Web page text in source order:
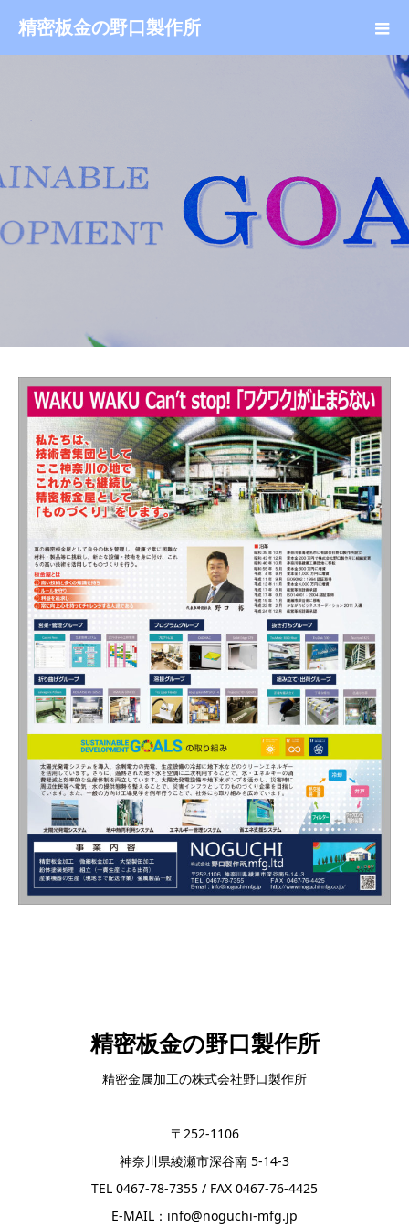
精密板金の野口製作所
精密板金の野口製作所
精密金属加工の株式会社野口製作所
〒252-1106
神奈川県綾瀬市深谷南 5-14-3
TEL 0467-78-7355 / FAX 0467-76-4425
E-MAIL：info@noguchi-mfg.jp